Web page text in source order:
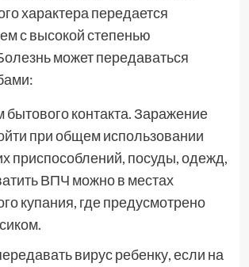
характера передается
с высокой степенью
может передаваться
контакта. Заражение
при общем использовании
приспособлений, посуды, одежд,
ВПЧ можно в местах
купания, где предусмотрено
вирус ребенку, если на